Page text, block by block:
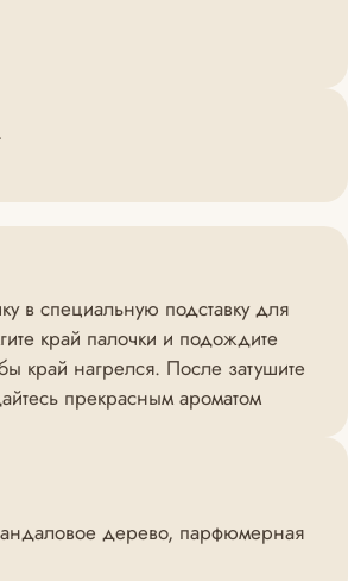
дерево, парфюмерная
в специальную подставку для
край палочки и подождите
край нагрелся. После затушите
прекрасным ароматом